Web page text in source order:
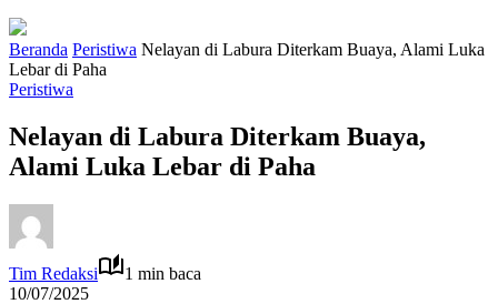
Beranda Peristiwa Nelayan di Labura Diterkam Buaya, Alami Luka
Lebar di Paha
Peristiwa
Nelayan di Labura Diterkam Buaya,
Alami Luka Lebar di Paha
Tim Redaksi
1 min baca
10/07/2025